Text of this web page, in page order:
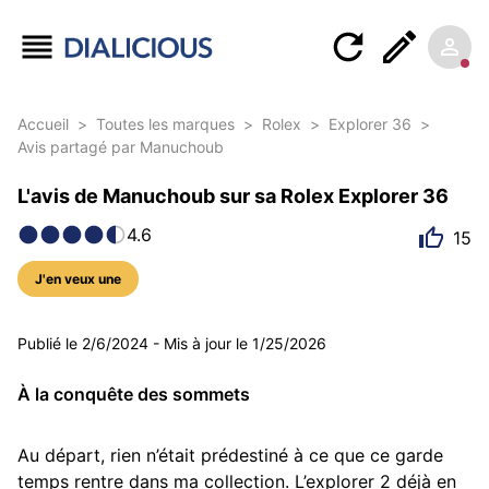
Accueil > Toutes les marques > Rolex > Explorer 36 >
Avis partagé par Manuchoub
L'avis de Manuchoub sur sa Rolex Explorer 36
4.6
J'en veux une
15
7 photos
Publié le 2/6/2024 - Mis à jour le 1/25/2026
À la conquête des sommets
Au départ, rien n’était prédestiné à ce que ce garde
temps rentre dans ma collection. L’explorer 2 déjà en